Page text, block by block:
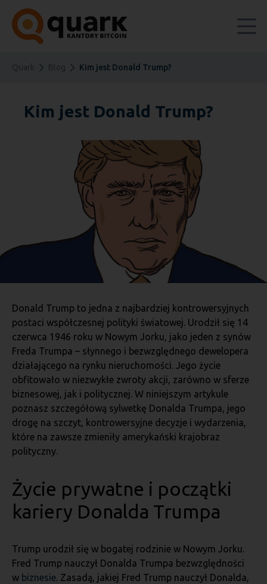
Kim jest Donald Trump?
Kim jest Donald Trump?
Donald Trump to jedna z najbardziej kontrowersyjnych
postaci współczesnej polityki światowej. Urodził się 14
czerwca 1946 roku w Nowym Jorku, jako jeden z synów
Freda Trumpa – słynnego i bezwzględnego dewelopera
działającego na rynku nieruchomości. Jego życie
obfitowało w niezwykłe zwroty akcji, zarówno w sferze
biznesowej, jak i politycznej. W niniejszym artykule
poznasz szczegółową sylwetkę Donalda Trumpa, jego
drogę na szczyt, kontrowersyjne decyzje i wydarzenia,
które na zawsze zmieniły amerykański krajobraz
polityczny.
Życie prywatne i początki
kariery Donalda Trumpa
Trump urodził się w bogatej rodzinie w Nowym Jorku.
Fred Trump nauczył Donalda Trumpa bezwzględności
w biznesie. Zasadą, jakiej Fred Trump nauczył Donalda,